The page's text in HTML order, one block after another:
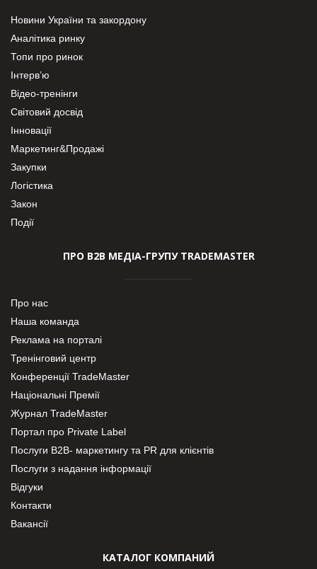
Новини України та закордону
Аналітика ринку
Топи про ринок
Інтерв’ю
Відео-тренінги
Світовий досвід
Інновації
Маркетинг&Продажі
Закупки
Логістика
Закон
Події
ПРО В2В МЕДІА-ГРУПУ TRADEMASTER
Про нас
Наша команда
Реклама на порталі
Тренінговий центр
Конференції TradeMaster
Національні Премії
Журнал TradeMaster
Портал про Private Label
Послуги В2В- маркетингу та PR для клієнтів
Послуги з надання інформації
Відгуки
Контакти
Вакансії
КАТАЛОГ КОМПАНИЙ